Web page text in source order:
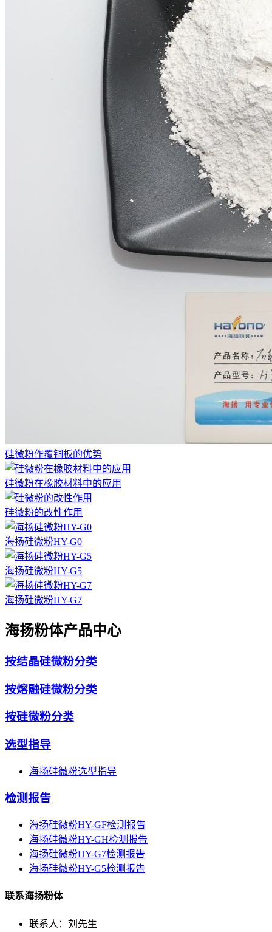
硅微粉作覆铜板的优势
硅微粉在橡胶材料中的应用
硅微粉的改性作用
海扬硅微粉HY-G0
海扬硅微粉HY-G5
海扬硅微粉HY-G7
海扬粉体产品中心
按结晶硅微粉分类
按熔融硅微粉分类
按硅微粉分类
选型指导
海扬硅微粉选型指导
检测报告
海扬硅微粉HY-GF检测报告
海扬硅微粉HY-GH检测报告
海扬硅微粉HY-G7检测报告
海扬硅微粉HY-G5检测报告
联系海扬粉体
联系人：刘先生